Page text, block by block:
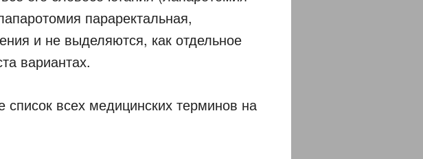
параректальная,
и не выделяются, как отдельное
вариантах.
всех медицинских терминов на